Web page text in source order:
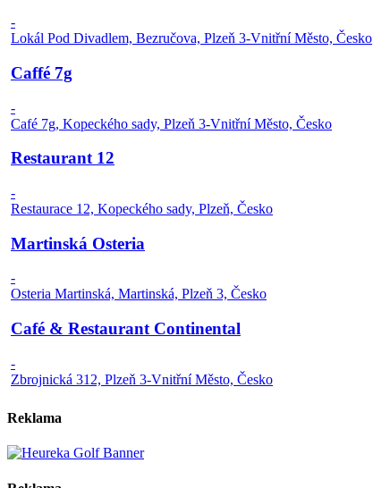
-
Lokál Pod Divadlem, Bezručova, Plzeň 3-Vnitřní Město, Česko
Caffé 7g
-
Café 7g, Kopeckého sady, Plzeň 3-Vnitřní Město, Česko
Restaurant 12
-
Restaurace 12, Kopeckého sady, Plzeň, Česko
Martinská Osteria
-
Osteria Martinská, Martinská, Plzeň 3, Česko
Café & Restaurant Continental
-
Zbrojnická 312, Plzeň 3-Vnitřní Město, Česko
Reklama